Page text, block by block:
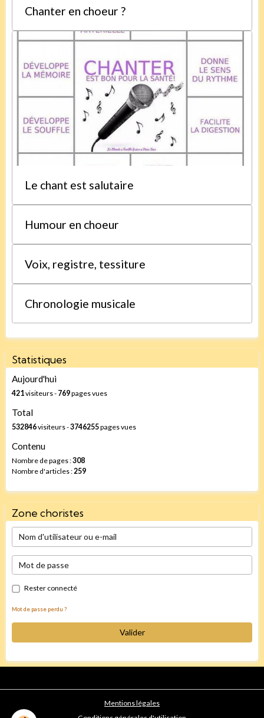
Chanter en choeur ?
Le chant est salutaire
Humour en choeur
Voix, registre, tessiture
Chronologie musicale
Statistiques
Aujourd'hui
421visiteurs - 769pages vues
Total
532846visiteurs -3746255pages vues
Contenu
Nombre de pages :308
Nombre d'articles :259
Zone choristes
Rester connecté
Mot de passe perdu ?
Valider
Mentions légales